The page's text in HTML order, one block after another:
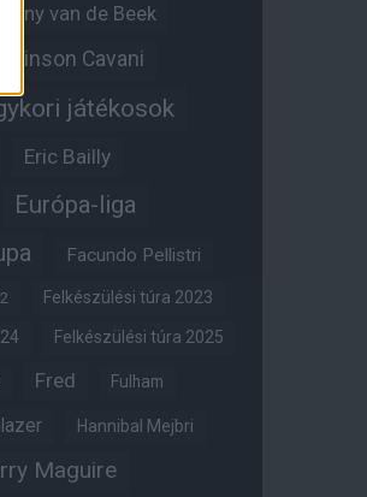
Donny van de Beek
Edinson Cavani
játékosok
Eric Bailly
Európa-liga
Facundo Pellistri
Felkészülési túra 2023
Felkészülési túra 2025
Fred Fulham
Hannibal Mejbri
Maguire